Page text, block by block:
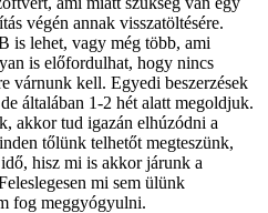
végén annak visszatöltésére.
is lehet, vagy még több, ami
is előfordulhat, hogy nincs
várnunk kell. Egyedi beszerzések
általában 1-2 hét alatt megoldjuk.
akkor tud igazán elhúzódni a
tőlünk telhetőt megteszünk,
hisz mi is akkor járunk a
mi sem ülünk
fog meggyógyulni.